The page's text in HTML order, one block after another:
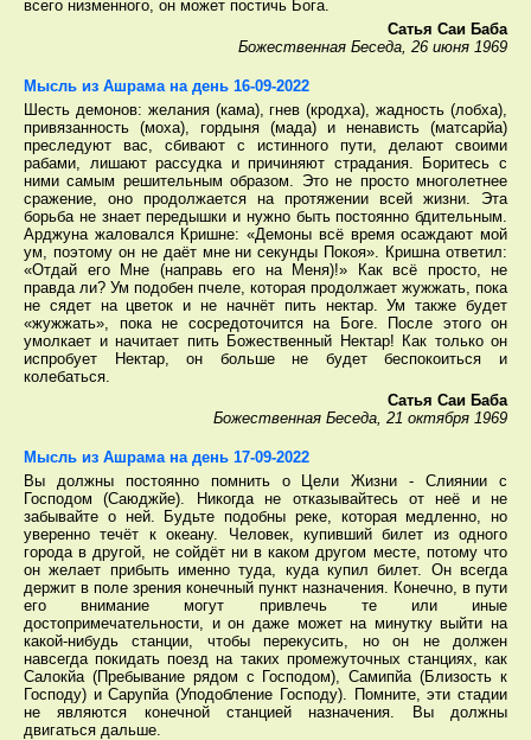
всего низменного, он может постичь Бога.
Сатья Саи Баба
Божественная Беседа, 26 июня 1969
Мысль из Ашрама на день 16-09-2022
Шесть демонов: желания (кама), гнев (кродха), жадность (лобха),
привязанность (моха), гордыня (мада) и ненависть (матсарйа)
преследуют вас, сбивают с истинного пути, делают своими
рабами, лишают рассудка и причиняют страдания. Боритесь с
ними самым решительным образом. Это не просто многолетнее
сражение, оно продолжается на протяжении всей жизни. Эта
борьба не знает передышки и нужно быть постоянно бдительным.
Арджуна жаловался Кришне: «Демоны всё время осаждают мой
ум, поэтому он не даёт мне ни секунды Покоя». Кришна ответил:
«Отдай его Мне (направь его на Меня)!» Как всё просто, не
правда ли? Ум подобен пчеле, которая продолжает жужжать, пока
не сядет на цветок и не начнёт пить нектар. Ум также будет
«жужжать», пока не сосредоточится на Боге. После этого он
умолкает и начитает пить Божественный Нектар! Как только он
испробует Нектар, он больше не будет беспокоиться и
колебаться.
Сатья Саи Баба
Божественная Беседа, 21 октября 1969
Мысль из Ашрама на день 17-09-2022
Вы должны постоянно помнить о Цели Жизни - Слиянии с
Господом (Саюджйе). Никогда не отказывайтесь от неё и не
забывайте о ней. Будьте подобны реке, которая медленно, но
уверенно течёт к океану. Человек, купивший билет из одного
города в другой, не сойдёт ни в каком другом месте, потому что
он желает прибыть именно туда, куда купил билет. Он всегда
держит в поле зрения конечный пункт назначения. Конечно, в пути
его внимание могут привлечь те или иные
достопримечательности, и он даже может на минутку выйти на
какой-нибудь станции, чтобы перекусить, но он не должен
навсегда покидать поезд на таких промежуточных станциях, как
Салокйа (Пребывание рядом с Господом), Самипйа (Близость к
Господу) и Сарупйа (Уподобление Господу). Помните, эти стадии
не являются конечной станцией назначения. Вы должны
двигаться дальше.